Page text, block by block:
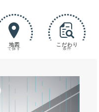
地図
で探す
こだわり
条件